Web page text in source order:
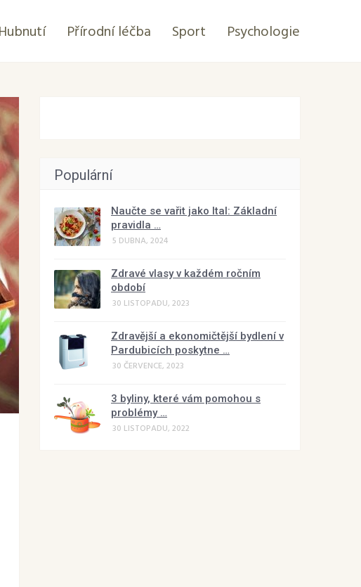
Hubnutí Přírodní léčba Sport Psychologie
Populární
Naučte se vařit jako Ital: Základní
pravidla …
5 DUBNA, 2024
Zdravé vlasy v každém ročním
období
30 LISTOPADU, 2023
Zdravější a ekonomičtější bydlení v
Pardubicích poskytne …
30 ČERVENCE, 2023
3 byliny, které vám pomohou s
problémy …
30 LISTOPADU, 2022